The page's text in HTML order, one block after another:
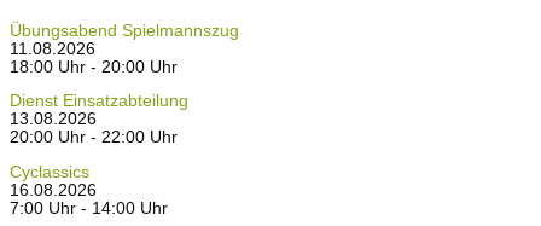
Übungsabend Spielmannszug
11.08.2026
18:00 Uhr - 20:00 Uhr
Dienst Einsatzabteilung
13.08.2026
20:00 Uhr - 22:00 Uhr
Cyclassics
16.08.2026
7:00 Uhr - 14:00 Uhr